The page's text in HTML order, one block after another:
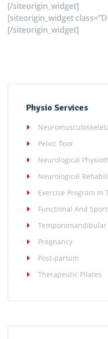
[/siteorigin_widget]
[siteorigin_widget
[/siteorigin_widget]
Physio Services
Pelvic floor
Neurological
Neurological
Exercise Program In
Functional And
Temporomandibular
Pregnancy
Post-partum
Therapeutic Pilates